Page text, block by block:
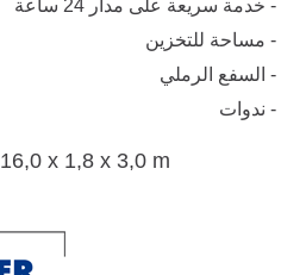
- خدمة سريعة على مدار 24 ساعة
- مساحة للتخزين
- السفع الرملي
- ندوات
16,0 x 1,8 x 3,0 m